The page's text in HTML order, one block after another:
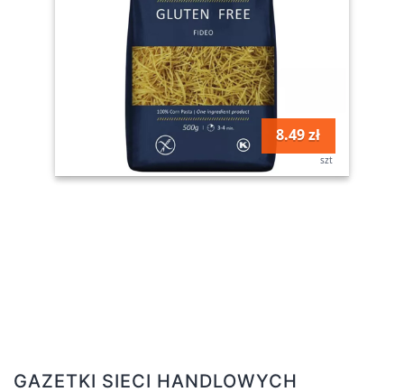
8.49 zł
szt
GAZETKI SIECI HANDLOWYCH